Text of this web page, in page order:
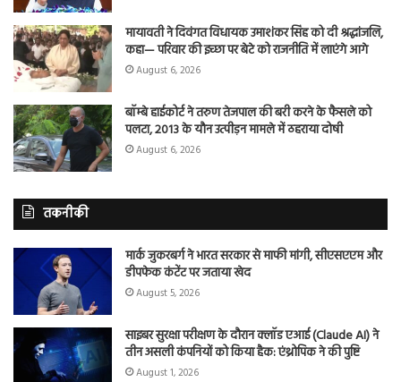
मायावती ने दिवंगत विधायक उमाशंकर सिंह को दी श्रद्धांजलि,
कहा— परिवार की इच्छा पर बेटे को राजनीति में लाएंगे आगे
August 6, 2026
बॉम्बे हाईकोर्ट ने तरुण तेजपाल की बरी करने के फैसले को
पलटा, 2013 के यौन उत्पीड़न मामले में ठहराया दोषी
August 6, 2026
तकनीकी
मार्क जुकरबर्ग ने भारत सरकार से माफी मांगी, सीएसएएम और
डीपफेक कंटेंट पर जताया खेद
August 5, 2026
साइबर सुरक्षा परीक्षण के दौरान क्लॉड एआई (Claude AI) ने
तीन असली कंपनियों को किया हैक: एंथ्रोपिक ने की पुष्टि
August 1, 2026